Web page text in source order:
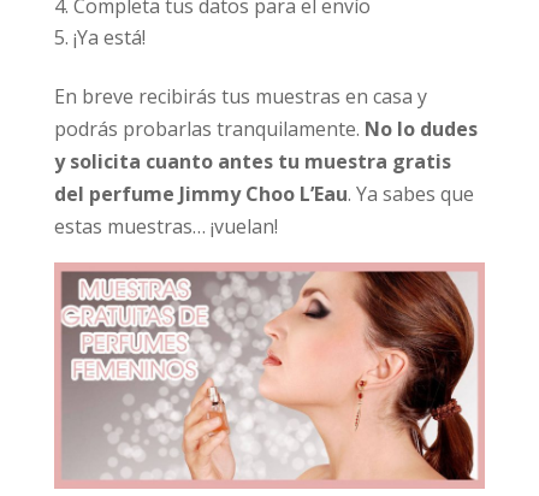
Completa tus datos para el envío
¡Ya está!
En breve recibirás tus muestras en casa y
podrás probarlas tranquilamente. No lo dudes
y solicita cuanto antes tu muestra gratis
del perfume Jimmy Choo L’Eau. Ya sabes que
estas muestras… ¡vuelan!